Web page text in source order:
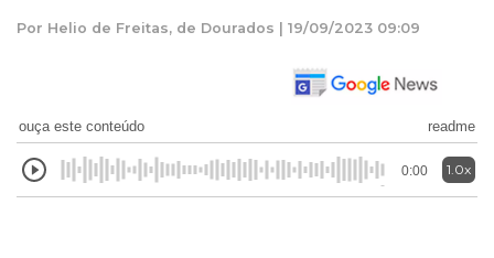
Por Helio de Freitas, de Dourados | 19/09/2023 09:09
ouça este conteúdo readme
0:00 1.0x